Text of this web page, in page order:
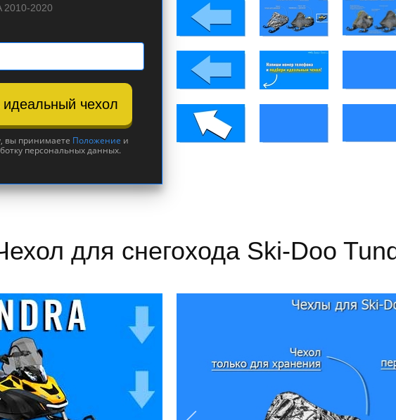
2010-2020
чехол
вы принимаете Положение и
персональных данных.
для снегохода Ski-Doo